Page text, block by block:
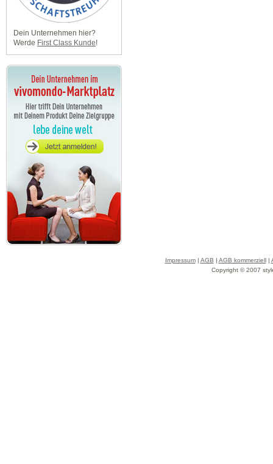
Dein Unternehmen hier?
Werde First Class Kunde!
Impressum| AGB | AGB kommerziell|
Copyright © 2007